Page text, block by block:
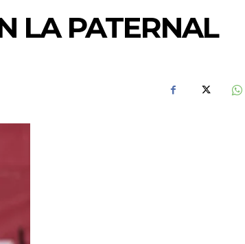
LA PATERNAL